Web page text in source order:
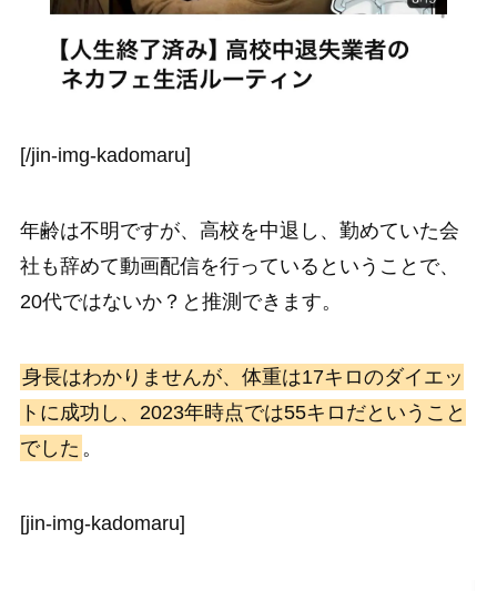
[/jin-img-kadomaru]
年齢は不明ですが、高校を中退し、勤めていた会
社も辞めて動画配信を行っているということで、
20代ではないか？と推測できます。
身長はわかりませんが、体重は17キロのダイエッ
トに成功し、2023年時点では55キロだということ
でした 。
[jin-img-kadomaru]